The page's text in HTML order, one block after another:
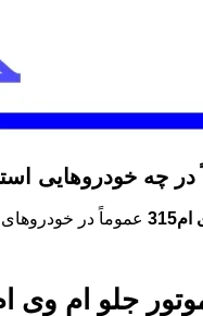
در چه خودروهایی
جلو ام وی